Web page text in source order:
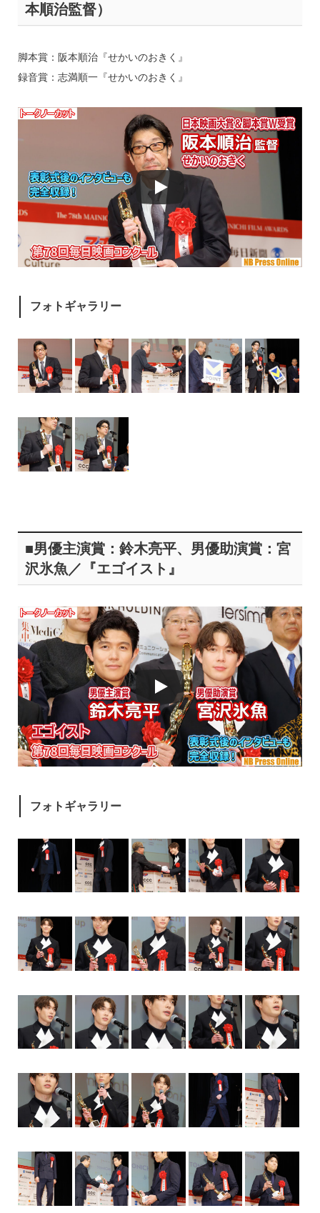
本順治監督）
脚本賞：阪本順治『せかいのおきく』
録音賞：志満順一『せかいのおきく』
フォトギャラリー
■男優主演賞：鈴木亮平、男優助演賞：宮
沢氷魚／『エゴイスト』
フォトギャラリー